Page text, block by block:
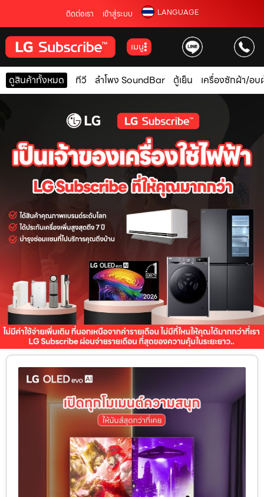
ติดต่อเรา เข้าสู่ระบบ LANGUAGE
เมนู
ดูสินค้าทั้งหมด ทีวี ลำโพง SoundBar ตู้เย็น เครื่องซักผ้า/อบ